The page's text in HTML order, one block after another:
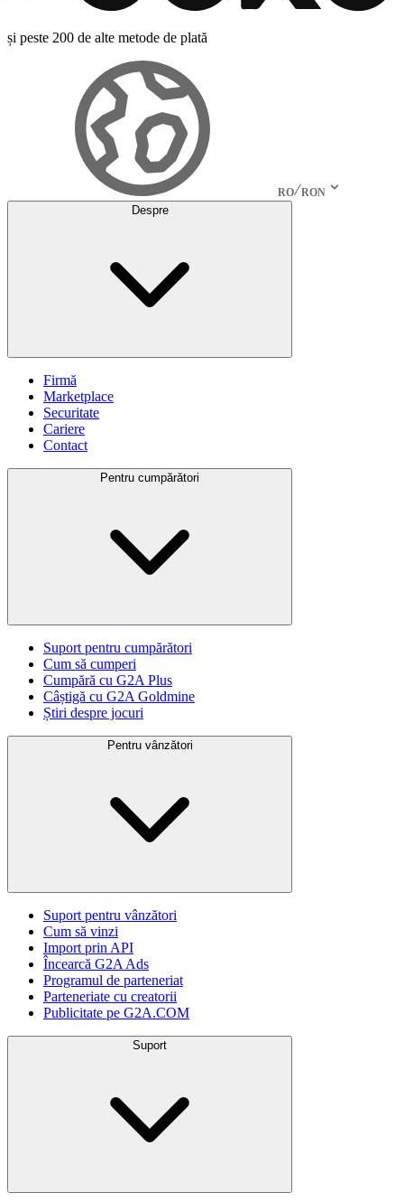
și peste 200 de alte metode de plată
RO RON
Despre
Firmă
Marketplace
Securitate
Cariere
Contact
Pentru cumpărători
Suport pentru cumpărători
Cum să cumperi
Cumpără cu G2A Plus
Câștigă cu G2A Goldmine
Știri despre jocuri
Pentru vânzători
Suport pentru vânzători
Cum să vinzi
Import prin API
Încearcă G2A Ads
Programul de parteneriat
Parteneriate cu creatorii
Publicitate pe G2A.COM
Suport